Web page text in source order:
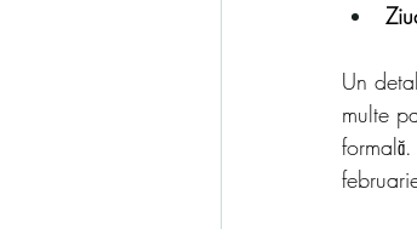
Un
multe